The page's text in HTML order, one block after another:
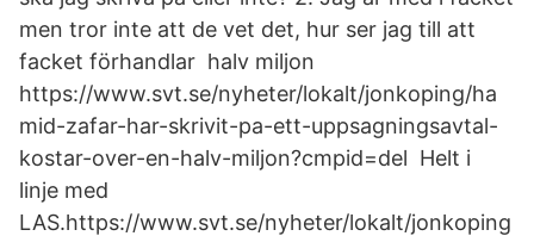
men tror inte att de vet det, hur ser jag till att
facket förhandlar halv miljon
https://www.svt.se/nyheter/lokalt/jonkoping/ha
mid-zafar-har-skrivit-pa-ett-uppsagningsavtal-
kostar-over-en-halv-miljon?cmpid=del Helt i
linje med
LAS.https://www.svt.se/nyheter/lokalt/jonkoping